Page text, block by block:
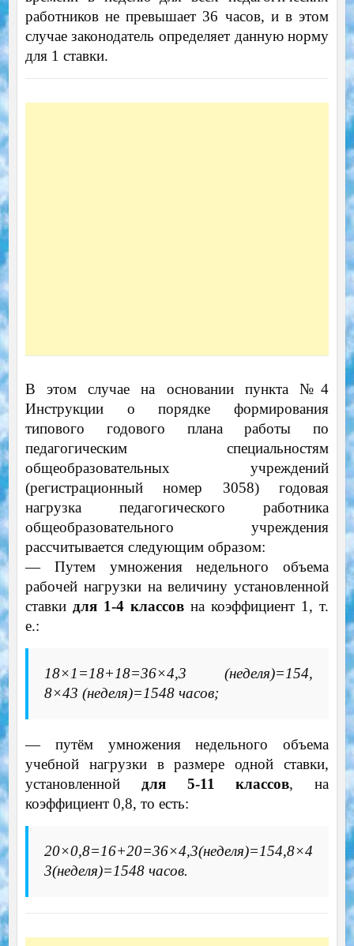
работников не превышает 36 часов, и в этом
случае законодатель определяет данную норму
для 1 ставки.
В этом случае на основании пункта №4
Инструкции о порядке формирования
типового годового плана работы по
педагогическим специальностям
общеобразовательных учреждений
(регистрационный номер 3058) годовая
нагрузка педагогического работника
общеобразовательного учреждения
рассчитывается следующим образом:
— Путем умножения недельного объема
рабочей нагрузки на величину установленной
ставки для 1-4 классов на коэффициент 1, т.
е.:
18×1=18+18=36×4,3 (неделя)=154,
8×43 (неделя)=1548 часов;
— путём умножения недельного объема
учебной нагрузки в размере одной ставки,
установленной для 5-11 классов, на
коэффициент 0,8, то есть:
20×0,8=16+20=36×4,3(неделя)=154,8×4
3(неделя)=1548 часов.